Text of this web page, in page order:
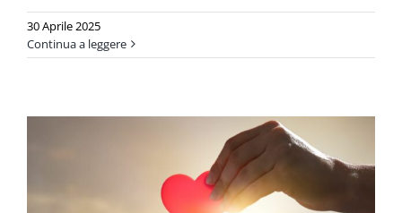
30 Aprile 2025
Continua a leggere